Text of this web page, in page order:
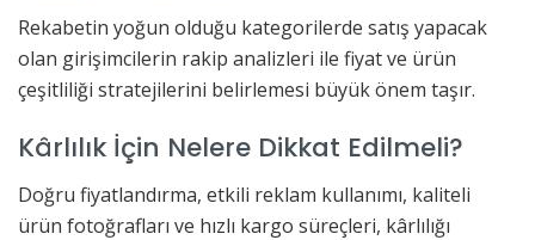
Rekabetin yoğun olduğu kategorilerde satış yapacak
olan girişimcilerin rakip analizleri ile fiyat ve ürün
çeşitliliği stratejilerini belirlemesi büyük önem taşır.
Kârlılık İçin Nelere Dikkat Edilmeli?
Doğru fiyatlandırma, etkili reklam kullanımı, kaliteli
ürün fotoğrafları ve hızlı kargo süreçleri, kârlılığı